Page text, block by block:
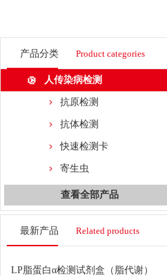
产品分类 Product categories
人传染病检测
抗原检测
抗体检测
快速检测卡
寄生虫
查看全部产品
最新产品 Related products
LP脂蛋白α检测试剂盒（脂代谢）